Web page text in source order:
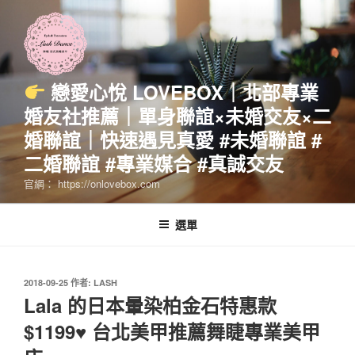
要
戀愛心悅 LOVEBOX｜北部專業
婚友社推薦｜單身聯誼×未婚交友×二
婚聯誼｜快速遇見真愛 #未婚聯誼 #
二婚聯誼 #專業媒合 #真誠交友
官網： https://onlovebox.com
選單
發
佈
於
2018-09-25 作者: LASH
Lala 的日本暈染柏金石特惠款
$1199♥ 台北美甲推薦舞睫專業美甲